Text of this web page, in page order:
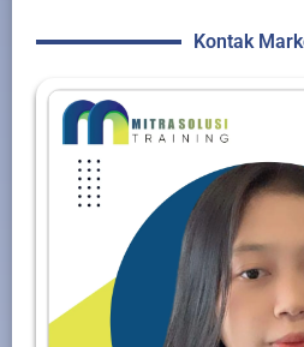
Kontak